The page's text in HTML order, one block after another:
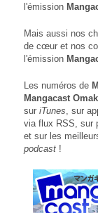
l'émission
Mais aussi nos
de cœur et nos
l'émission
Les numéros de
Mangacast
sur iTunes, sur
via flux RSS, sur
et sur les
podcast !